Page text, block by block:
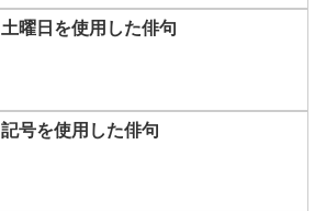
土曜日を使用した俳句
記号を使用した俳句